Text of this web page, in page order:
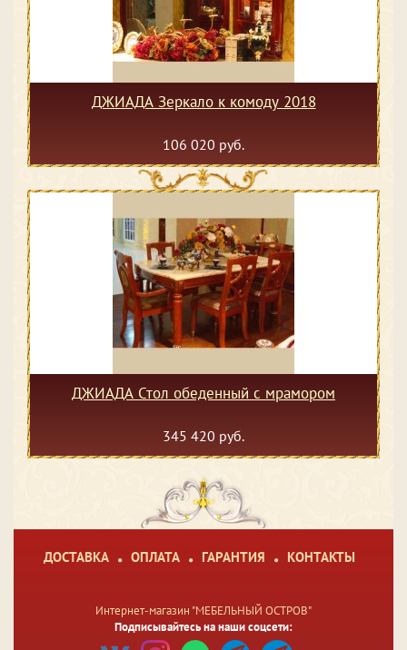
ДЖИАДА Зеркало к комоду 2018
106 020 руб.
ДЖИАДА Стол обеденный с мрамором
345 420 руб.
ДОСТАВКА ОПЛАТА ГАРАНТИЯ КОНТАКТЫ
Интернет-магазин "МЕБЕЛЬНЫЙ ОСТРОВ"
Подписывайтесь на наши соцсети: